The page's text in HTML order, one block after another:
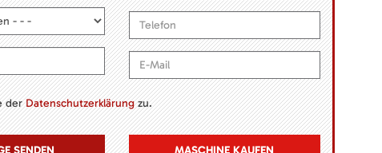
derDatenschutzerklärungzu.
MASCHINE KAUFEN